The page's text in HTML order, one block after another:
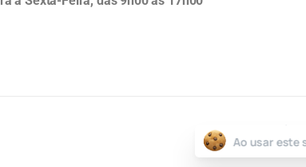
2026 ©
Ao usar este